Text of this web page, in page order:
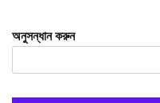
অনুসন্ধান করুন